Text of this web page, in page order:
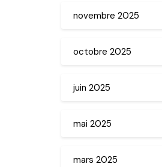
novembre 2025
octobre 2025
juin 2025
mai 2025
mars 2025